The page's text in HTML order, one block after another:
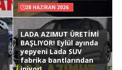
28 HAZIRAN 2026
LADA AZIMUT ÜRETİMİ
BAŞLIYOR! Eylül ayında
yepyeni Lada SUV
fabrika bantlarından